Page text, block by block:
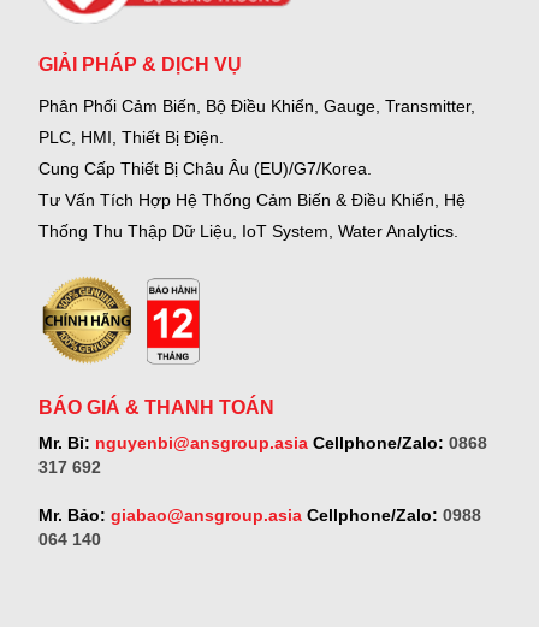
GIẢI PHÁP & DỊCH VỤ
Phân Phối Cảm Biến, Bộ Điều Khiển, Gauge, Transmitter,
PLC, HMI, Thiết Bị Điện.
Cung Cấp Thiết Bị Châu Âu (EU)/G7/Korea.
Tư Vấn Tích Hợp Hệ Thống Cảm Biến & Điều Khiển, Hệ
Thống Thu Thập Dữ Liệu, IoT System, Water Analytics.
BÁO GIÁ & THANH TOÁN
Mr. Bỉ: nguyenbi@ansgroup.asiaCellphone/Zalo: 0868
317 692
Mr. Bảo: giabao@ansgroup.asiaCellphone/Zalo: 0988
064 140